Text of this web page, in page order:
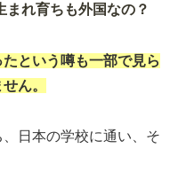
れ育ちも外国なの？
という噂も一部で見ら
ん。
日本の学校に通い、そ